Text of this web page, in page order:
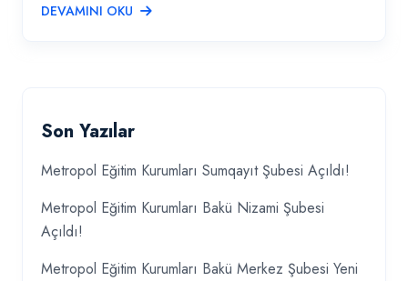
DEVAMINI OKU
Son Yazılar
Metropol Eğitim Kurumları Sumqayıt Şubesi Açıldı!
Metropol Eğitim Kurumları Bakü Nizami Şubesi
Açıldı!
Metropol Eğitim Kurumları Bakü Merkez Şubesi Yeni